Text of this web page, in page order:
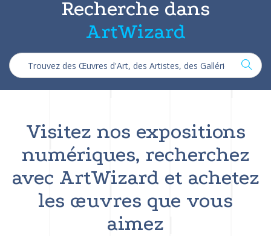
Recherche dans
ArtWizard
Visitez nos expositions
numériques, recherchez
avec ArtWizard et achetez
les œuvres que vous
aimez